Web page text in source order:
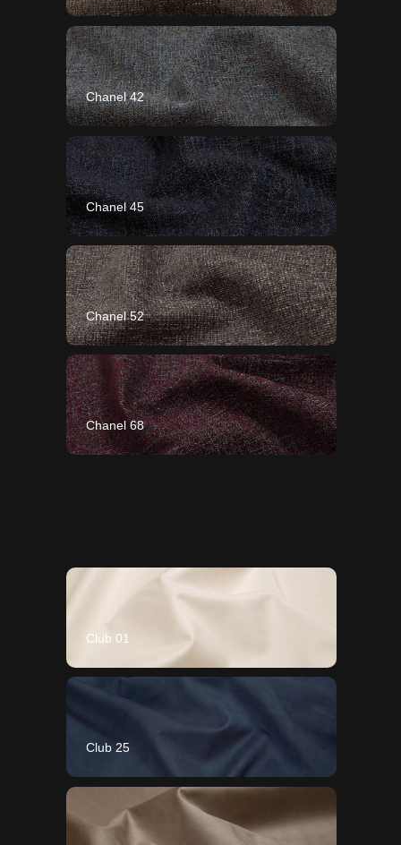
Chanel 42
Chanel 45
Chanel 52
Chanel 68
Club 01
Club 25